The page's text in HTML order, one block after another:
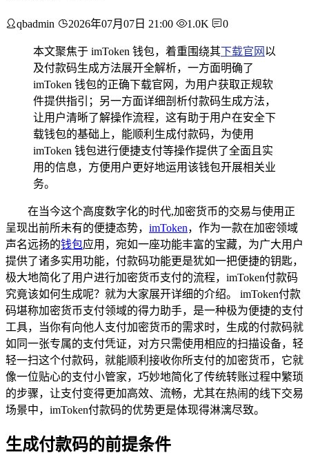
qbadmin 2026年07月07日 21:00 1.0K 0
本文聚焦于 imToken 钱包，着重围绕其下载官网 以
及付款码生成方法展开全解析，一方面明确了
imToken 钱包的正确下载官网，为用户获取正规软
件提供指引；另一方面详细剖析付款码生成方法，
让用户清晰了解操作流程，这有助于用户在安全下
载钱包的基础上，能顺利生成付款码，为使用
imToken 钱包进行便捷支付等操作提供了全面且实
用的信息，方便用户更好地运用该钱包开展相关业
务。
在当今这个高度数字化的时代,加密货币的交易与使用正
呈现出前所未有的便捷态势， imToken，作为一款在加密领域
声名远扬的钱包应用，宛如一座功能丰富的宝藏，为广大用户
提供了诸多实用功能，付款码功能更是犹如一把便捷的钥匙，
极大地简化了用户进行加密货币支付的流程，imToken付款码
究竟该如何生成呢？就为大家展开详细的介绍。 imToken付款
码堪称加密货币支付领域的得力助手，是一种极为便捷的支付
工具，当你有向他人支付加密货币的需求时，生成的付款码就
如同一张专属的支付凭证，对方只需使用相应的扫描设备，轻
轻一扫这个付款码，就能顺利接收你所支付的加密货币，它就
像一位贴心的支付小管家，巧妙地简化了传统转账过程中繁琐
的步骤，让支付变得更加高效、流畅，尤其在热闹的线下交易
场景中，imToken付款码的优势更是体现得淋漓尽致。
生成付款码的前提条件